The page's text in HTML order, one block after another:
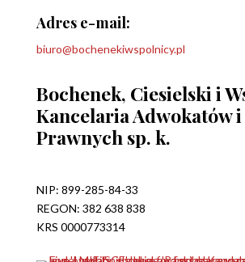
Adres e-mail:
biuro@bochenekiwspolnicy.pl
Bochenek, Ciesielski i
Kancelaria Adwokatów i
Prawnych sp. k.
NIP: 899-285-84-33
REGON: 382 638 838
KRS 0000773314